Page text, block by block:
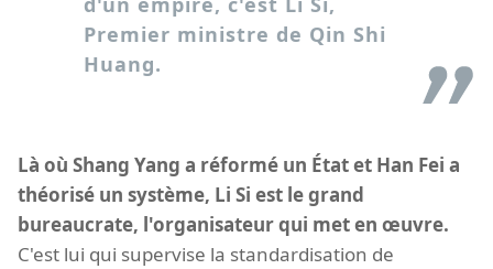
Premier ministre de Qin Shi
Huang.
Là où Shang Yang a réformé un État et Han Fei a
théorisé un système, Li Si est le grand
bureaucrate, l'organisateur qui met en œuvre.
C'est lui qui supervise la standardisation de